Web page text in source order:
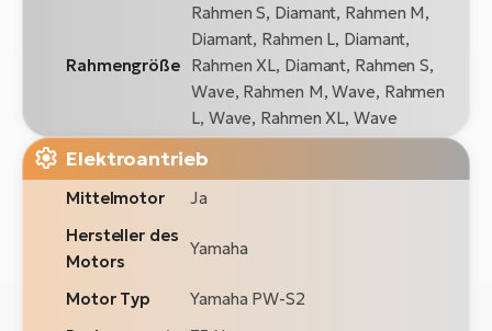
Rahmengröße
Rahmen S, Diamant, Rahmen M,
Diamant, Rahmen L, Diamant,
Rahmen XL, Diamant, Rahmen S,
Wave, Rahmen M, Wave, Rahmen
L, Wave, Rahmen XL, Wave
Elektroantrieb
Mittelmotor
Ja
Hersteller des
Motors
Yamaha
Motor Typ
Yamaha PW-S2